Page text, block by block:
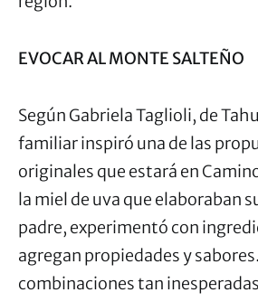
EVOCAR AL MONTE SALTEÑO
Según Gabriela Taglioli, de
familiar inspiró una de las
originales que estará en
la miel de uva que elaboraban
padre, experimentó con
agregan propiedades y
combinaciones tan